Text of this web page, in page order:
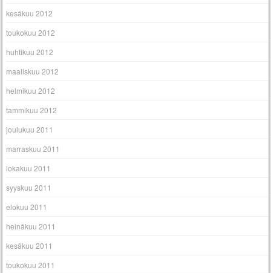
kesäkuu 2012
toukokuu 2012
huhtikuu 2012
maaliskuu 2012
helmikuu 2012
tammikuu 2012
joulukuu 2011
marraskuu 2011
lokakuu 2011
syyskuu 2011
elokuu 2011
heinäkuu 2011
kesäkuu 2011
toukokuu 2011